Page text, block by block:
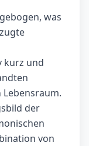
was
kurz und
der
von